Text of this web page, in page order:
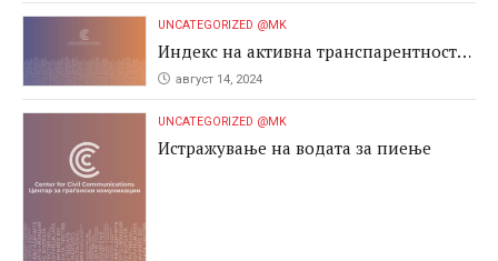
UNCATEGORIZED @MK
Индекс на активна транспарентност
2024август 14, 2024
UNCATEGORIZED @MK
Истражување на водата за пиење